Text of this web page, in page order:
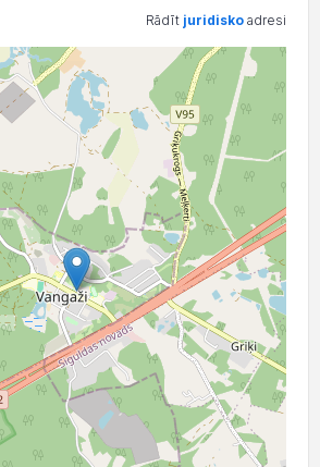
Rādīt juridisko adresi